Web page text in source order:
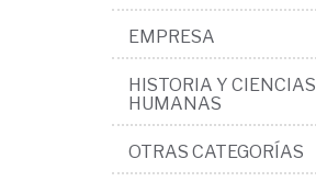
EMPRESA
HISTORIA Y CIENCIAS
HUMANAS
OTRAS CATEGORÍAS